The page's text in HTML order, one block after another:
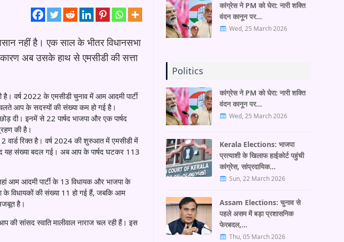
नहीं है। एक साल के भीतर विधानसभा
अब उसके हाथ से एमसीडी की सत्ता
वर्ष 2022 के एमसीडी चुनाव में आम आदमी पार्टी
आप के सदस्यों की संख्या कम हो गई है।
दी। इनमें से 22 पार्षद भाजपा और एक पार्षद
की है।
वार्ड रिक्त है। वर्ष 2024 की शुरुआत में एमसीडी में
यह संख्या बदल गई। अब आप के पार्षद घटकर 113
आम आदमी पार्टी के 13 विधायक और भाजपा के
के विधायकों की संख्या 11 हो गई हैं, जबकि आम
है।
सांसद स्वाति मालीवाल नाराज चल रही हैं। इस
कांग्रेस ने PM को घेरा: नारी शक्ति
वंदन कानून पर…
Wed, 25 March 2026
Politics
कांग्रेस ने PM को घेरा: नारी शक्ति
वंदन कानून पर…
Wed, 25 March 2026
Kerala Elections: भाजपा
प्रत्याशी के खिलाफ हाईकोर्ट पहुंची
कांग्रेस, सांप्रदायिक…
Sun, 22 March 2026
Assam Elections: चुनाव से
पहले असम में बड़ा प्रशासनिक
फेरबदल,…
Thu, 05 March 2026